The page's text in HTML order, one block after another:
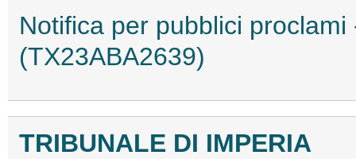
Notifica per pubblici
(TX23ABA2639)
TRIBUNALE DI IMPERIA